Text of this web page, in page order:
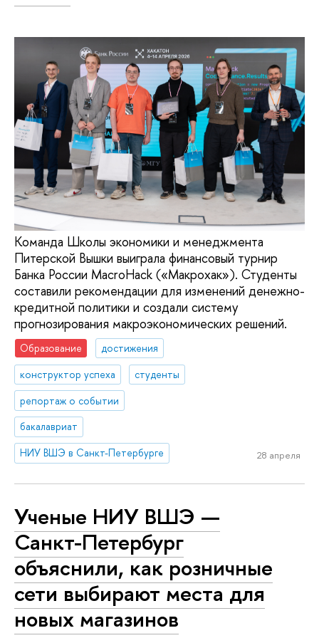
Команда Школы экономики и менеджмента
Питерской Вышки выиграла финансовый турнир
Банка России MacroHack («Макрохак»). Студенты
составили рекомендации для изменений денежно-
кредитной политики и создали систему
прогнозирования макроэкономических решений.
Образование
достижения
конструктор успеха
студенты
репортаж о событии
бакалавриат
НИУ ВШЭ в Санкт-Петербурге
28 апреля
Ученые НИУ ВШЭ —
Санкт-Петербург
объяснили, как розничные
сети выбирают места для
новых магазинов